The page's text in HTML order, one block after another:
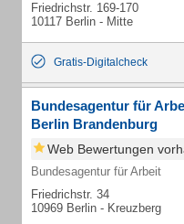
Friedrichstr. 169-170
10117 Berlin - Mitte
Gratis-Digitalcheck
Bundesagentur für
Berlin Brandenburg
Web Bewertungen
Bundesagentur für Arbeit
Friedrichstr. 34
10969 Berlin - Kreuzberg